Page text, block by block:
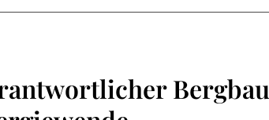
Bergbau